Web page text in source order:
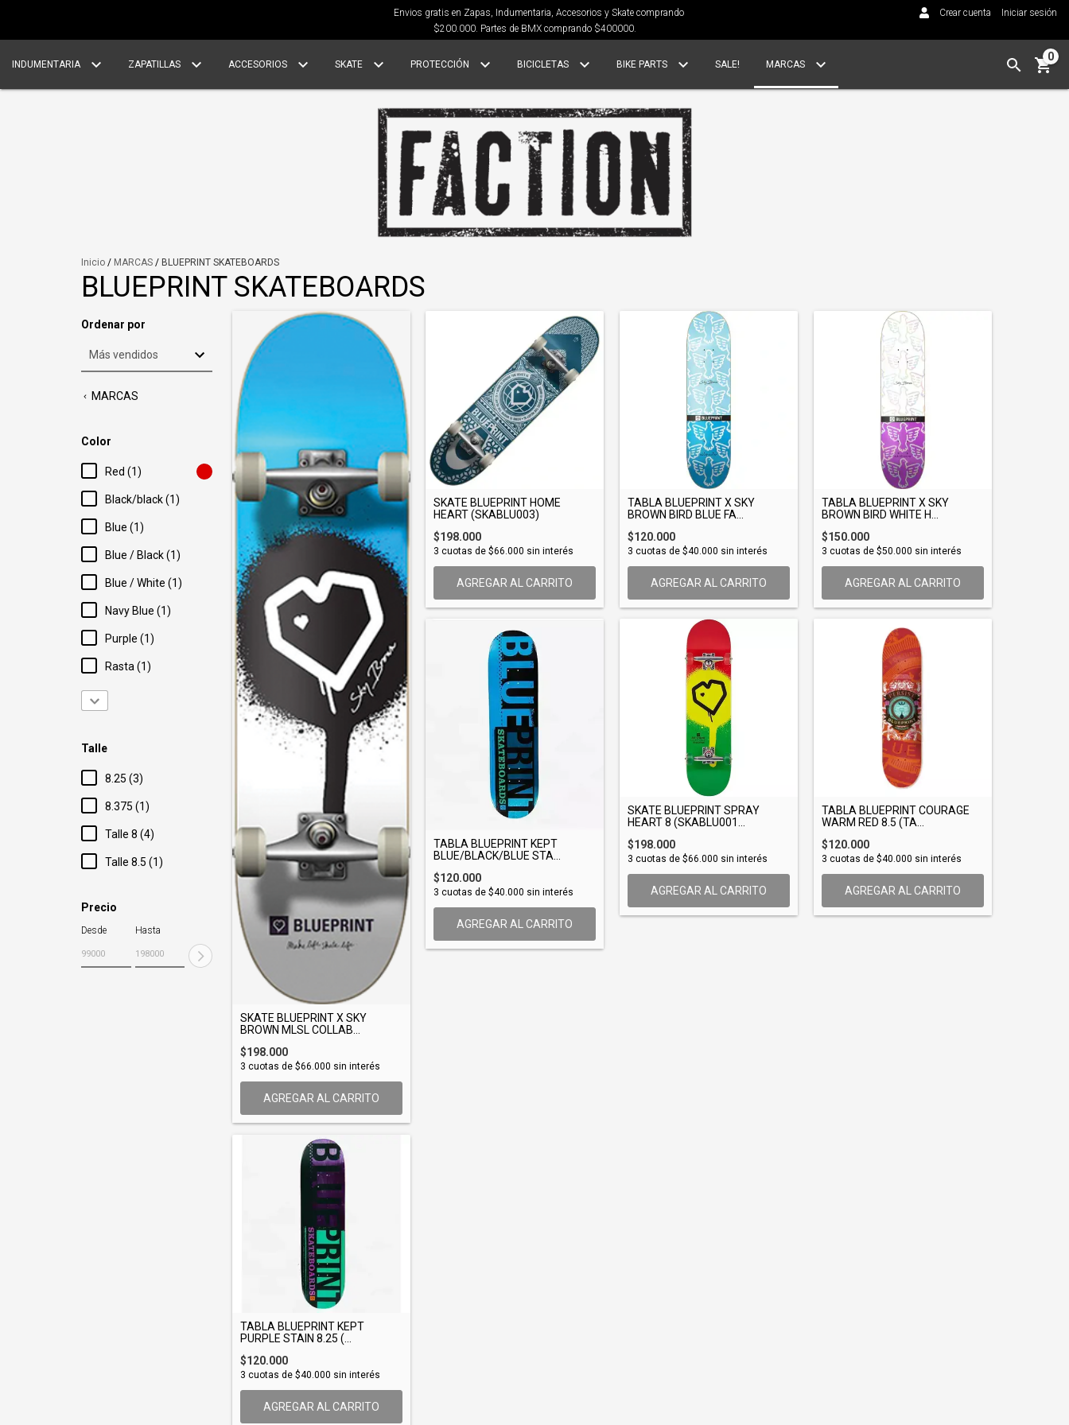
Envios gratis en Zapas, Indumentaria, Accesorios y Skate comprando
$200.000. Partes de BMX comprando $400000.
Crear cuenta Iniciar sesión
INDUMENTARIA ZAPATILLAS ACCESORIOS SKATE PROTECCIÓN BICICLETAS BIKE PARTS SALE! MARCAS
0
Inicio / MARCAS / BLUEPRINT SKATEBOARDS
BLUEPRINT SKATEBOARDS
Ordenar por
MARCAS
Color
Red (1)
Black/black (1)
Blue (1)
Blue / Black (1)
Blue / White (1)
Navy Blue (1)
Purple (1)
Rasta (1)
Talle
8.25 (3)
8.375 (1)
Talle 8 (4)
Talle 8.5 (1)
Precio
Desde Hasta
SKATE BLUEPRINT X SKY
BROWN MLSL COLLAB...
$198.000
3 cuotas de $66.000 sin interés
AGREGAR AL CARRITO
SKATE BLUEPRINT HOME
HEART (SKABLU003)
$198.000
3 cuotas de $66.000 sin interés
AGREGAR AL CARRITO
TABLA BLUEPRINT X SKY
BROWN BIRD BLUE FA...
$120.000
3 cuotas de $40.000 sin interés
AGREGAR AL CARRITO
TABLA BLUEPRINT X SKY
BROWN BIRD WHITE H...
$150.000
3 cuotas de $50.000 sin interés
AGREGAR AL CARRITO
TABLA BLUEPRINT KEPT
PURPLE STAIN 8.25 (...
$120.000
3 cuotas de $40.000 sin interés
AGREGAR AL CARRITO
TABLA BLUEPRINT KEPT
BLUE/BLACK/BLUE STA...
$120.000
3 cuotas de $40.000 sin interés
AGREGAR AL CARRITO
SKATE BLUEPRINT SPRAY
HEART 8 (SKABLU001...
$198.000
3 cuotas de $66.000 sin interés
AGREGAR AL CARRITO
TABLA BLUEPRINT COURAGE
WARM RED 8.5 (TA...
$120.000
3 cuotas de $40.000 sin interés
AGREGAR AL CARRITO